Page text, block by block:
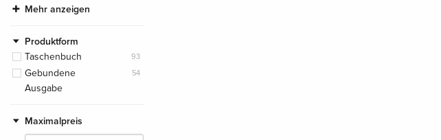
Mehr anzeigen
Produktform
Taschenbuch
93
Gebundene
Ausgabe
54
Maximalpreis